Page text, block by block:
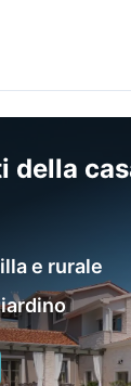
della
e rurale